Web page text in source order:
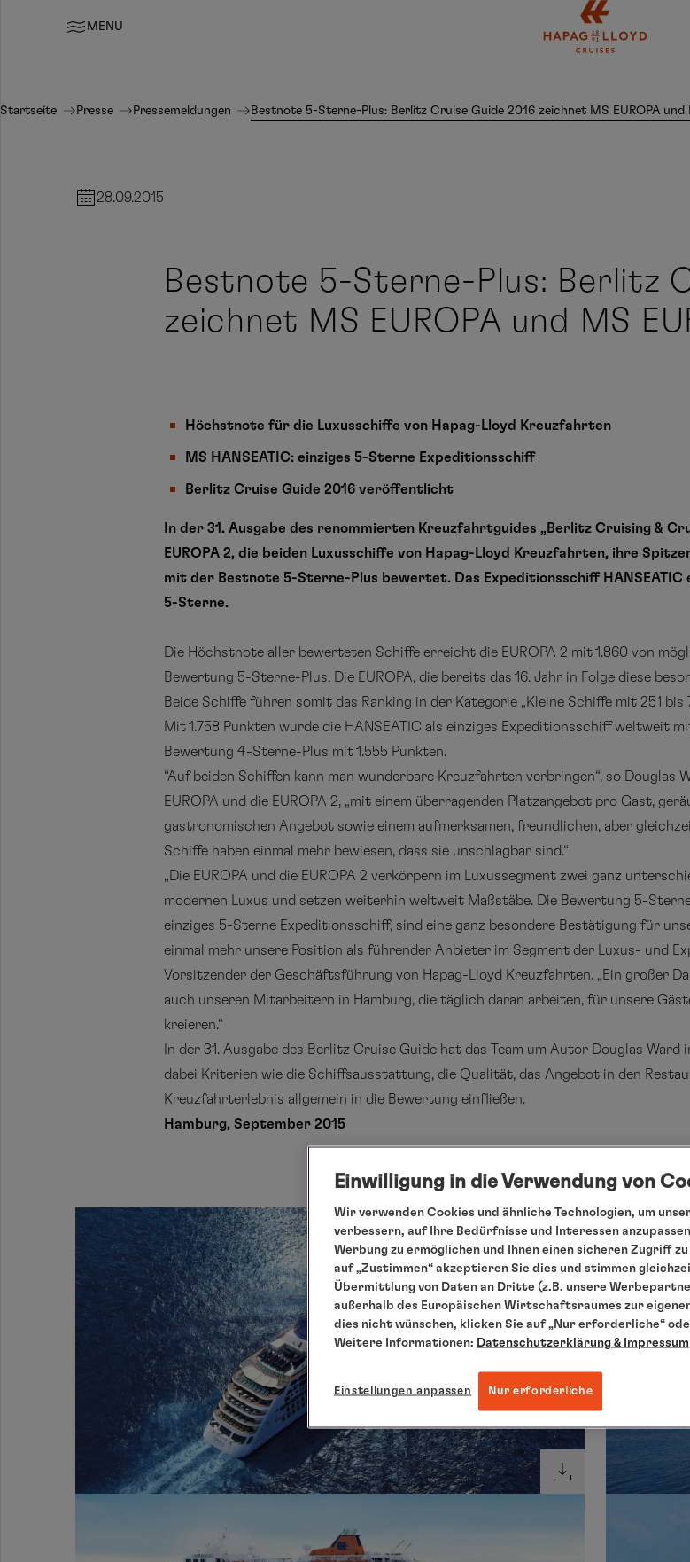
Springe zum Hauptinhalt
MENU
Startseite Presse Pressemeldungen Bestnote 5-Sterne-Plus: Berlitz Cruise Guide 2016 zeichnet MS EUROPA und
28.09.2015
Bestnote 5-Sterne-Plus: Berlitz
zeichnet MS EUROPA und MS
Höchstnote für die Luxusschiffe von Hapag-Lloyd Kreuzfahrten
MS HANSEATIC: einziges 5-Sterne Expeditionsschiff
Berlitz Cruise Guide 2016 veröffentlicht
In der 31. Ausgabe des renommierten Kreuzfahrtguides „Berlitz Cruising &
EUROPA 2, die beiden Luxusschiffe von Hapag-Lloyd Kreuzfahrten, ihre
mit der Bestnote 5-Sterne-Plus bewertet. Das Expeditionsschiff
5-Sterne.
Die Höchstnote aller bewerteten Schiffe erreicht die EUROPA 2 mit 1.860 von
Bewertung 5-Sterne-Plus. Die EUROPA, die bereits das 16. Jahr in Folge diese
Beide Schiffe führen somit das Ranking in der Kategorie „Kleine Schiffe mit 251
Mit 1.758 Punkten wurde die HANSEATIC als einziges Expeditionsschiff weltweit
Bewertung 4-Sterne-Plus mit 1.555 Punkten.
“Auf beiden Schiffen kann man wunderbare Kreuzfahrten verbringen“, so Douglas
EUROPA und die EUROPA 2, „mit einem überragenden Platzangebot pro Gast,
gastronomischen Angebot sowie einem aufmerksamen, freundlichen, aber
Schiffe haben einmal mehr bewiesen, dass sie unschlagbar sind.“
„Die EUROPA und die EUROPA 2 verkörpern im Luxussegment zwei ganz
modernen Luxus und setzen weiterhin weltweit Maßstäbe. Die Bewertung 5-
einziges 5-Sterne Expeditionsschiff, sind eine ganz besondere Bestätigung für
einmal mehr unsere Position als führender Anbieter im Segment der Luxus- und
Vorsitzender der Geschäftsführung von Hapag-Lloyd Kreuzfahrten. „Ein großer
auch unseren Mitarbeitern in Hamburg, die täglich daran arbeiten, für unsere
kreieren.“
In der 31. Ausgabe des Berlitz Cruise Guide hat das Team um Autor Douglas
dabei Kriterien wie die Schiffsausstattung, die Qualität, das Angebot in den
Kreuzfahrterlebnis allgemein in die Bewertung einfließen.
Hamburg, September 2015
Einwilligung in die Verwendung von
Wir verwenden Cookies und ähnliche Technologien, um
verbessern, auf Ihre Bedürfnisse und Interessen
Werbung zu ermöglichen und Ihnen einen sicheren Zugriff
auf „Zustimmen“ akzeptieren Sie dies und stimmen
Übermittlung von Daten an Dritte (z.B. unsere
außerhalb des Europäischen Wirtschaftsraumes zur
dies nicht wünschen, klicken Sie auf „Nur erforderliche“
Weitere Informationen: Datenschutzerklärung & Impressum
Einstellungen anpassen Nur erforderliche